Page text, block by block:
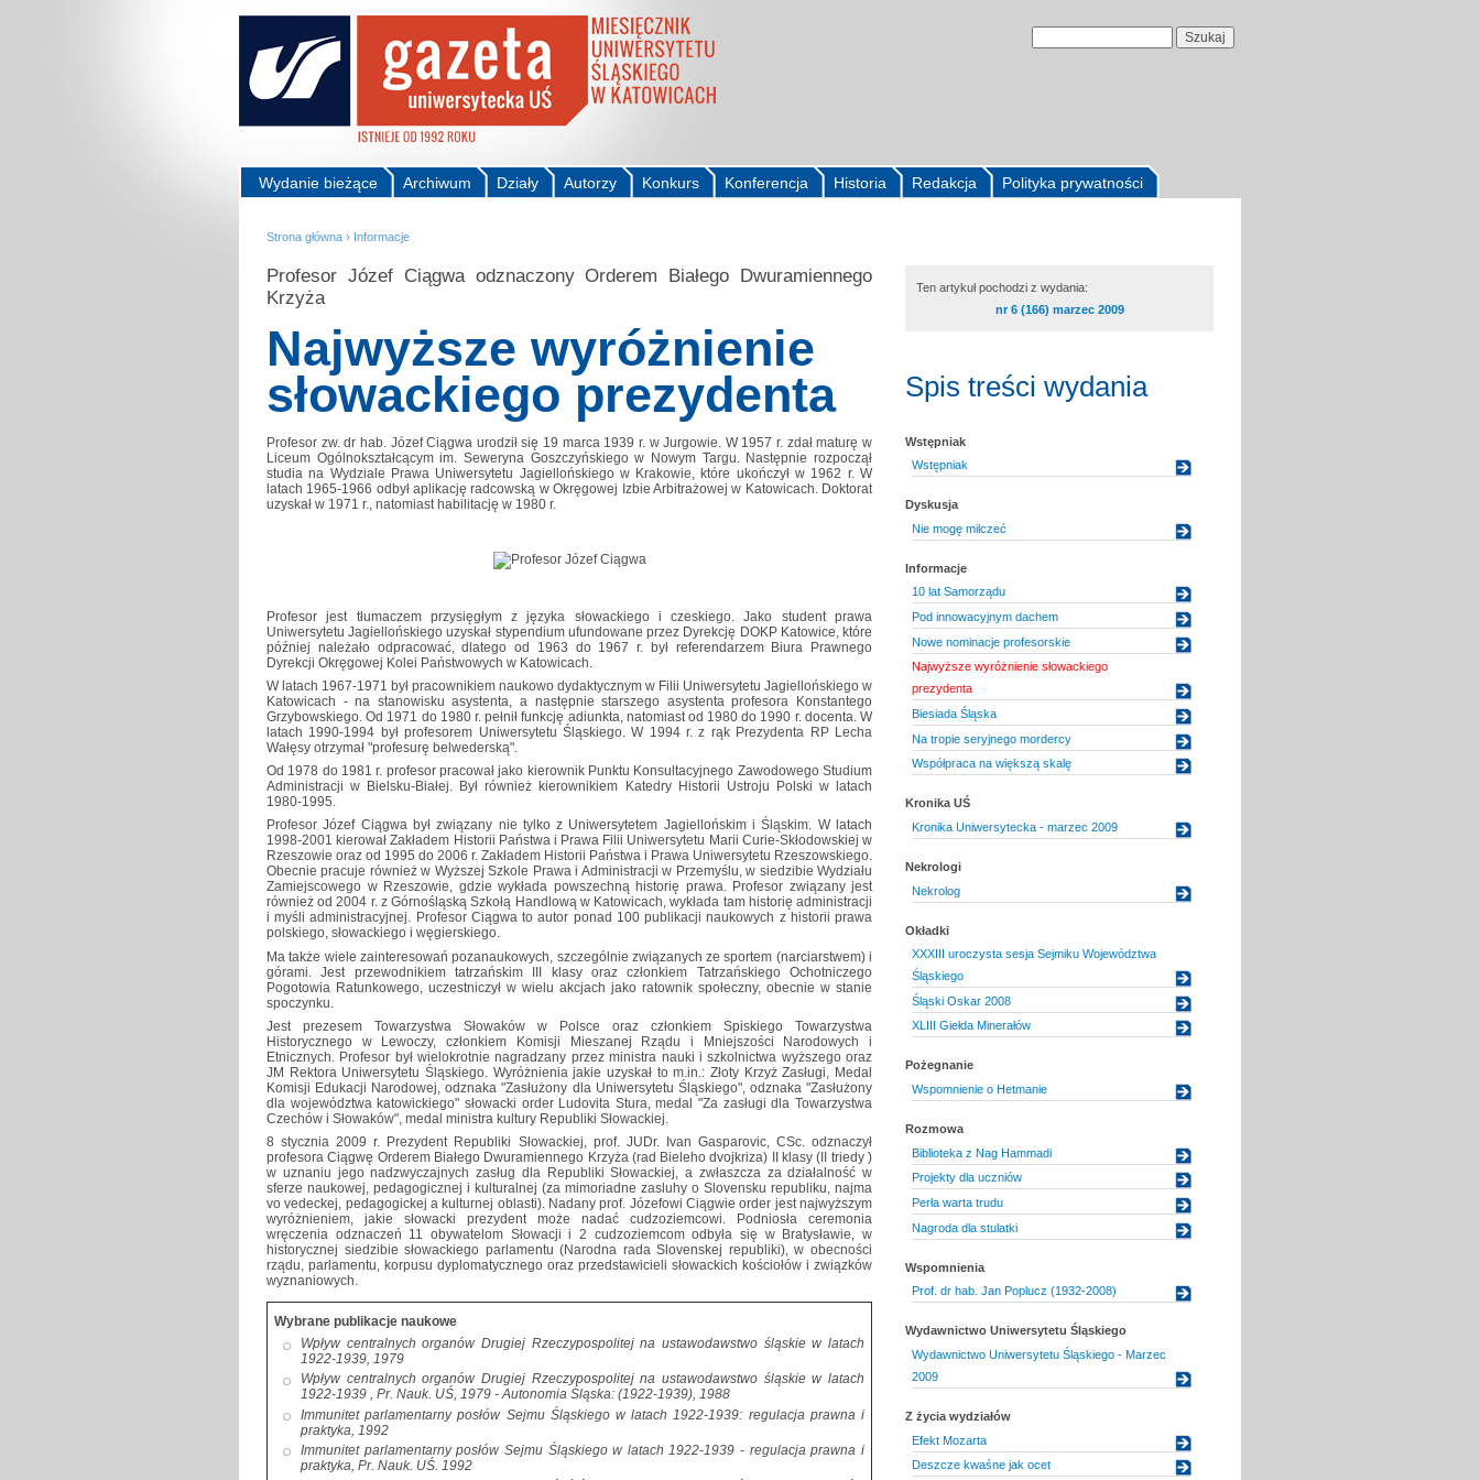
Polityka prywatności
Redakcja
Historia
Konferencja
Konkurs
Autorzy
Działy
Archiwum
Wydanie bieżące
Strona główna › Informacje
Profesor Józef Ciągwa odznaczony Orderem Białego Dwuramiennego
Krzyża
Najwyższe wyróżnienie
słowackiego prezydenta
Profesor zw. dr hab. Józef Ciągwa urodził się 19 marca 1939 r. w Jurgowie. W 1957 r. zdał maturę w
Liceum Ogólnokształcącym im. Seweryna Goszczyńskiego w Nowym Targu. Następnie rozpoczął
studia na Wydziale Prawa Uniwersytetu Jagiellońskiego w Krakowie, które ukończył w 1962 r. W
latach 1965-1966 odbył aplikację radcowską w Okręgowej Izbie Arbitrażowej w Katowicach. Doktorat
uzyskał w 1971 r., natomiast habilitację w 1980 r.
Profesor jest tłumaczem przysięgłym z języka słowackiego i czeskiego. Jako student prawa
Uniwersytetu Jagiellońskiego uzyskał stypendium ufundowane przez Dyrekcję DOKP Katowice, które
później należało odpracować, dlatego od 1963 do 1967 r. był referendarzem Biura Prawnego
Dyrekcji Okręgowej Kolei Państwowych w Katowicach.
W latach 1967-1971 był pracownikiem naukowo dydaktycznym w Filii Uniwersytetu Jagiellońskiego w
Katowicach - na stanowisku asystenta, a następnie starszego asystenta profesora Konstantego
Grzybowskiego. Od 1971 do 1980 r. pełnił funkcję adiunkta, natomiast od 1980 do 1990 r. docenta. W
latach 1990-1994 był profesorem Uniwersytetu Śląskiego. W 1994 r. z rąk Prezydenta RP Lecha
Wałęsy otrzymał "profesurę belwederską".
Od 1978 do 1981 r. profesor pracował jako kierownik Punktu Konsultacyjnego Zawodowego Studium
Administracji w Bielsku-Białej. Był również kierownikiem Katedry Historii Ustroju Polski w latach
1980-1995.
Profesor Józef Ciągwa był związany nie tylko z Uniwersytetem Jagiellońskim i Śląskim. W latach
1998-2001 kierował Zakładem Historii Państwa i Prawa Filii Uniwersytetu Marii Curie-Skłodowskiej w
Rzeszowie oraz od 1995 do 2006 r. Zakładem Historii Państwa i Prawa Uniwersytetu Rzeszowskiego.
Obecnie pracuje również w Wyższej Szkole Prawa i Administracji w Przemyślu, w siedzibie Wydziału
Zamiejscowego w Rzeszowie, gdzie wykłada powszechną historię prawa. Profesor związany jest
również od 2004 r. z Górnośląską Szkołą Handlową w Katowicach, wykłada tam historię administracji
i myśli administracyjnej. Profesor Ciągwa to autor ponad 100 publikacji naukowych z historii prawa
polskiego, słowackiego i węgierskiego.
Ma także wiele zainteresowań pozanaukowych, szczególnie związanych ze sportem (narciarstwem) i
górami. Jest przewodnikiem tatrzańskim III klasy oraz członkiem Tatrzańskiego Ochotniczego
Pogotowia Ratunkowego, uczestniczył w wielu akcjach jako ratownik społeczny, obecnie w stanie
spoczynku.
Jest prezesem Towarzystwa Słowaków w Polsce oraz członkiem Spiskiego Towarzystwa
Historycznego w Lewoczy, członkiem Komisji Mieszanej Rządu i Mniejszości Narodowych i
Etnicznych. Profesor był wielokrotnie nagradzany przez ministra nauki i szkolnictwa wyższego oraz
JM Rektora Uniwersytetu Śląskiego. Wyróżnienia jakie uzyskał to m.in.: Złoty Krzyż Zasługi, Medal
Komisji Edukacji Narodowej, odznaka "Zasłużony dla Uniwersytetu Śląskiego", odznaka "Zasłużony
dla województwa katowickiego" słowacki order Ludovita Stura, medal "Za zasługi dla Towarzystwa
Czechów i Słowaków", medal ministra kultury Republiki Słowackiej.
8 stycznia 2009 r. Prezydent Republiki Słowackiej, prof. JUDr. Ivan Gasparovic, CSc. odznaczył
profesora Ciągwę Orderem Białego Dwuramiennego Krzyża (rad Bieleho dvojkriza) II klasy (II triedy )
w uznaniu jego nadzwyczajnych zasług dla Republiki Słowackiej, a zwłaszcza za działalność w
sferze naukowej, pedagogicznej i kulturalnej (za mimoriadne zasluhy o Slovensku republiku, najma
vo vedeckej, pedagogickej a kulturnej oblasti). Nadany prof. Józefowi Ciągwie order jest najwyższym
wyróżnieniem, jakie słowacki prezydent może nadać cudzoziemcowi. Podniosła ceremonia
wręczenia odznaczeń 11 obywatelom Słowacji i 2 cudzoziemcom odbyła się w Bratysławie, w
historycznej siedzibie słowackiego parlamentu (Narodna rada Slovenskej republiki), w obecności
rządu, parlamentu, korpusu dyplomatycznego oraz przedstawicieli słowackich kościołów i związków
wyznaniowych.
Wybrane publikacje naukowe
Wpływ centralnych organów Drugiej Rzeczypospolitej na ustawodawstwo śląskie w latach
1922-1939, 1979
Wpływ centralnych organów Drugiej Rzeczypospolitej na ustawodawstwo śląskie w latach
1922-1939 , Pr. Nauk. UŚ, 1979 - Autonomia Śląska: (1922-1939), 1988
Immunitet parlamentarny posłów Sejmu Śląskiego w latach 1922-1939: regulacja prawna i
praktyka, 1992
Immunitet parlamentarny posłów Sejmu Śląskiego w latach 1922-1939 - regulacja prawna i
praktyka, Pr. Nauk. UŚ. 1992
Ten artykuł pochodzi z wydania:
nr 6 (166) marzec 2009
Spis treści wydania
Wstępniak
Wstępniak
Dyskusja
Nie mogę milczeć
Informacje
10 lat Samorządu
Pod innowacyjnym dachem
Nowe nominacje profesorskie
Najwyższe wyróżnienie słowackiego
prezydenta
Biesiada Śląska
Na tropie seryjnego mordercy
Współpraca na większą skalę
Kronika UŚ
Kronika Uniwersytecka - marzec 2009
Nekrologi
Nekrolog
Okładki
XXXIII uroczysta sesja Sejmiku Województwa
Śląskiego
Śląski Oskar 2008
XLIII Giełda Minerałów
Pożegnanie
Wspomnienie o Hetmanie
Rozmowa
Biblioteka z Nag Hammadi
Projekty dla uczniów
Perła warta trudu
Nagroda dla stulatki
Wspomnienia
Prof. dr hab. Jan Poplucz (1932-2008)
Wydawnictwo Uniwersytetu Śląskiego
Wydawnictwo Uniwersytetu Śląskiego - Marzec
2009
Z życia wydziałów
Efekt Mozarta
Deszcze kwaśne jak ocet